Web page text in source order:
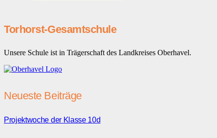
Torhorst-Gesamtschule
Unsere Schule ist in Trägerschaft des Landkreises Oberhavel.
Neueste Beiträge
Projektwoche der Klasse 10d